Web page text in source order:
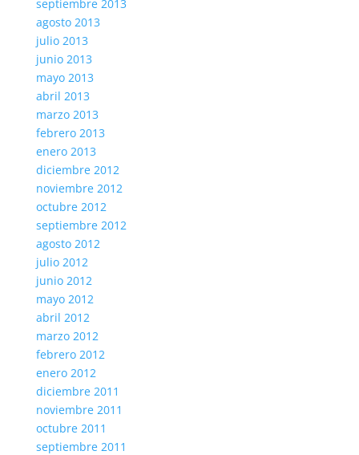
septiembre 2013
agosto 2013
julio 2013
junio 2013
mayo 2013
abril 2013
marzo 2013
febrero 2013
enero 2013
diciembre 2012
noviembre 2012
octubre 2012
septiembre 2012
agosto 2012
julio 2012
junio 2012
mayo 2012
abril 2012
marzo 2012
febrero 2012
enero 2012
diciembre 2011
noviembre 2011
octubre 2011
septiembre 2011